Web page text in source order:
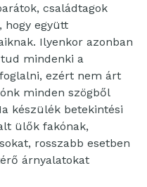
családtagok
hogy együtt
Ilyenkor azonban
mindenki a
ezért nem árt
minden szögből
készülék betekintési
ülők fakónak,
rosszabb esetben
árnyalatokat